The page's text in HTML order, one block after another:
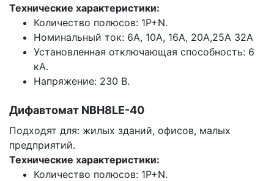
Технические характеристики:
Количество полюсов: 1P+N.
Номинальный ток: 6А, 10А, 16А, 20А,25А 32А
Установленная отключающая способность: 6
кА.
Напряжение: 230 В.
Дифавтомат NBH8LE-40
Подходят для: жилых зданий, офисов, малых
предприятий.
Технические характеристики:
Количество полюсов: 1P+N.